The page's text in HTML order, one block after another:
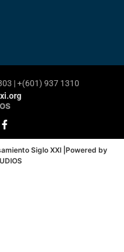
| +(601) 937 1310
Siglo XXI |Powered by